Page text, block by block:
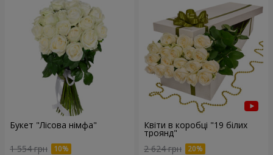
Букет "Лісова німфа"
1 554 грн
Квіти в коробці "19 білих
троянд"
2 624 грн